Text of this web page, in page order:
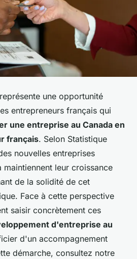
une opportunité
entrepreneurs français qui
une entreprise au Canada en
français. Selon Statistique
nouvelles entreprises
maintiennent leur croissance
de la solidité de cet
Face à cette perspective
saisir concrètement ces
d'entreprise au
d'un accompagnement
démarche, consultez notre